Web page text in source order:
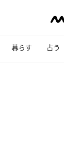
暮らす 占う